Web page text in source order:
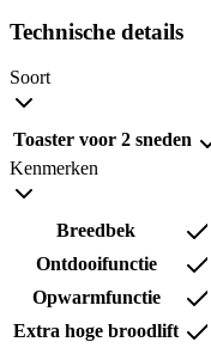
Technische details
Soort
Toaster voor 2 sneden
Kenmerken
Breedbek
Ontdooifunctie
Opwarmfunctie
Extra hoge broodlift